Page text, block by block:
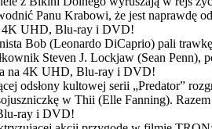
Panu Krabowi, że jest naprawdę
4K UHD, Blu-ray i DVD!
Bob (Leonardo DiCaprio) pali
Steven J. Lockjaw (Sean
na 4K UHD, Blu-ray i DVD!
odsłony kultowej serii „Predator”
w Thii (Elle Fanning).
ray i DVD!